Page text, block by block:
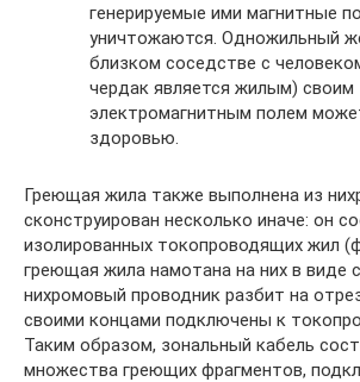
генерируемые ими магнитные
уничтожаются. Одножильный
близком соседстве с
чердак является жилым) своим
электромагнитным полем
здоровью.
Греющая жила также выполнена из
сконструирован несколько иначе: он
изолированных токопроводящих жил
греющая жила намотана на них в виде
нихромовый проводник разбит на
своими концами подключены к
Таким образом, зональный кабель
множества греющих фрагментов,